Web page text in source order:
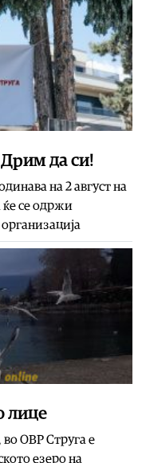
да си!
на 2 август на
ќе се одржи
лице
во ОВР Струга е
езеро на